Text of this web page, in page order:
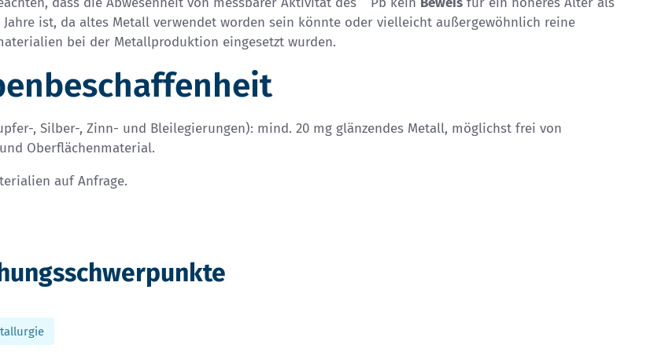
Jahre ist, da altes Metall verwendet worden sein könnte oder vielleicht außergewöhnlich reine
bei der Metallproduktion eingesetzt wurden.
, Silber-, Zinn- und Bleilegierungen): mind. 20 mg glänzendes Metall, möglichst frei von
Oberflächenmaterial.
auf Anfrage.